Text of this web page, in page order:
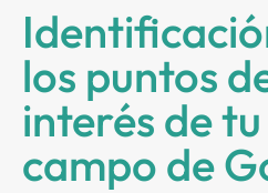
los puntos
interés de tu
campo de